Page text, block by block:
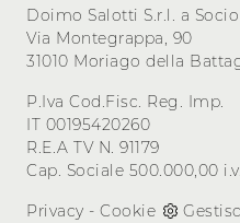
Doimo Salotti S.r.l. a
Via Montegrappa, 90
31010 Moriago della
P.Iva Cod.Fisc. Reg. Imp.
IT 00195420260
R.E.A TV N. 91179
Cap. Sociale 500.000,00 i.v.
Privacy - Cookie